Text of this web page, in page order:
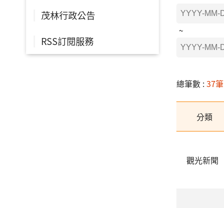
茂林行政公告
RSS訂閱服務
總筆數 :37筆
分類
觀光新聞